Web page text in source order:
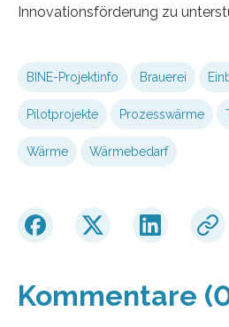
Innovationsförderung zu
BINE-Projektinfo Brauerei
Pilotprojekte Prozesswärme
Wärme Wärmebedarf
Kommentare